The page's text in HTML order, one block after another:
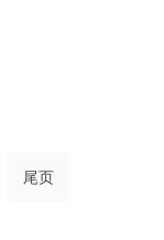
尾页